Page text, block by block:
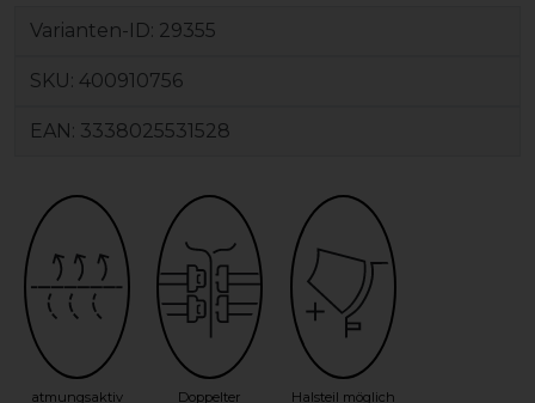
Varianten-ID: 29355
SKU: 400910756
EAN: 3338025531528
atmungsaktiv
Doppelter
Halsteil möglich